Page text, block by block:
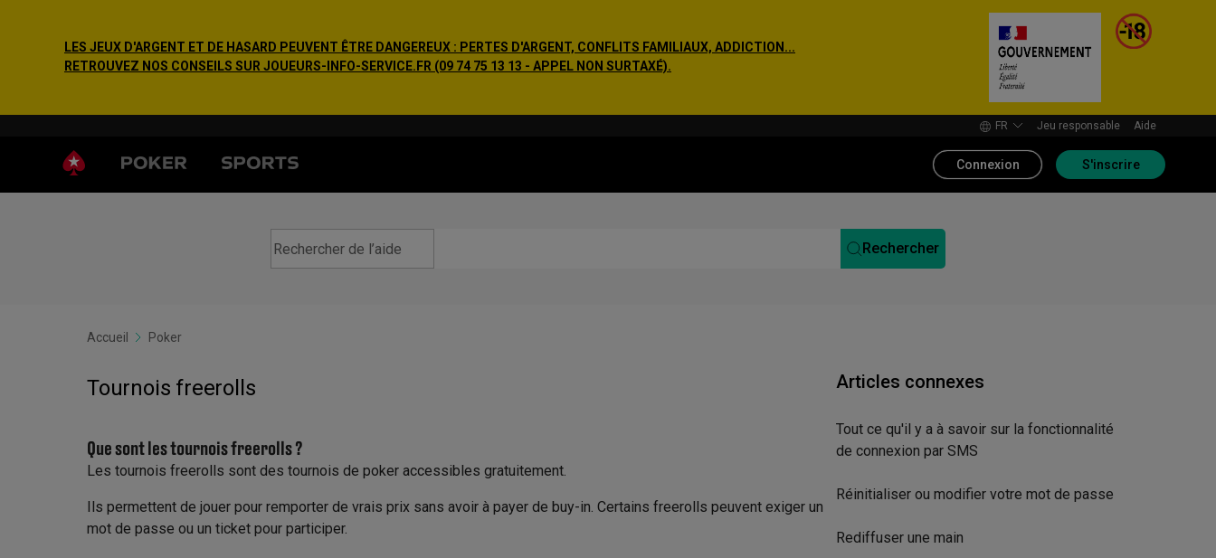
LES JEUX D'ARGENT ET DE HASARD PEUVENT ÊTRE DANGEREUX : PERTES D'ARGENT, CONFLITS FAMILIAUX, ADDICTION...
RETROUVEZ NOS CONSEILS SUR JOUEURS-INFO-SERVICE.FR (09 74 75 13 13 - APPEL NON SURTAXÉ).
FR Jeu responsable Aide
Connexion S'inscrire
Rechercher
Accueil Poker
Tournois freerolls
Que sont les tournois freerolls ?
Les tournois freerolls sont des tournois de poker accessibles gratuitement.
Ils permettent de jouer pour remporter de vrais prix sans avoir à payer de buy-in. Certains freerolls peuvent exiger un
mot de passe ou un ticket pour participer.
Articles connexes
Tout ce qu'il y a à savoir sur la fonctionnalité
de connexion par SMS
Réinitialiser ou modifier votre mot de passe
Rediffuser une main